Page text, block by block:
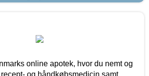
online apotek, hvor du nemt og
og håndkøbsmedicin samt